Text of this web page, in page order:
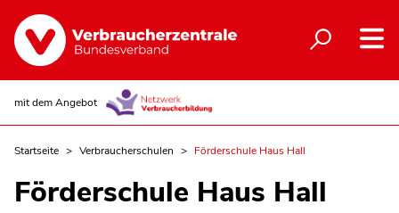
mit dem Angebot
Startseite Verbraucherschulen Förderschule Haus Hall
Förderschule Haus Hall